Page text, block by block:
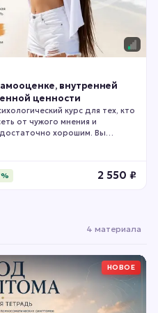
внутренней
ценности
курс для тех, кто
от чужого мнения и
хорошим. Вы
укрепите внутреннюю
% 2 550 ₽
4 материала
НОВОЕ